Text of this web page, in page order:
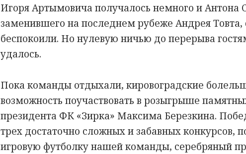
Игоря Артымовича получалось немного и Антона
заменившего на последнем рубеже Андрея Товта,
беспокоили. Но нулевую ничью до перерыва
удалось.
Пока команды отдыхали, кировоградские
возможность поучаствовать в розыгрыше
президента ФК «Зирка» Максима Березкина.
трех достаточно сложных и забавных конкурсов,
игровую футболку нашей команды, серебряный